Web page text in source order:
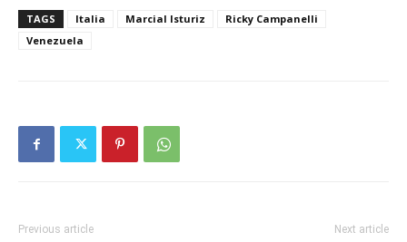
TAGS Italia Marcial Isturiz
Ricky Campanelli
Venezuela
Previous article Next article